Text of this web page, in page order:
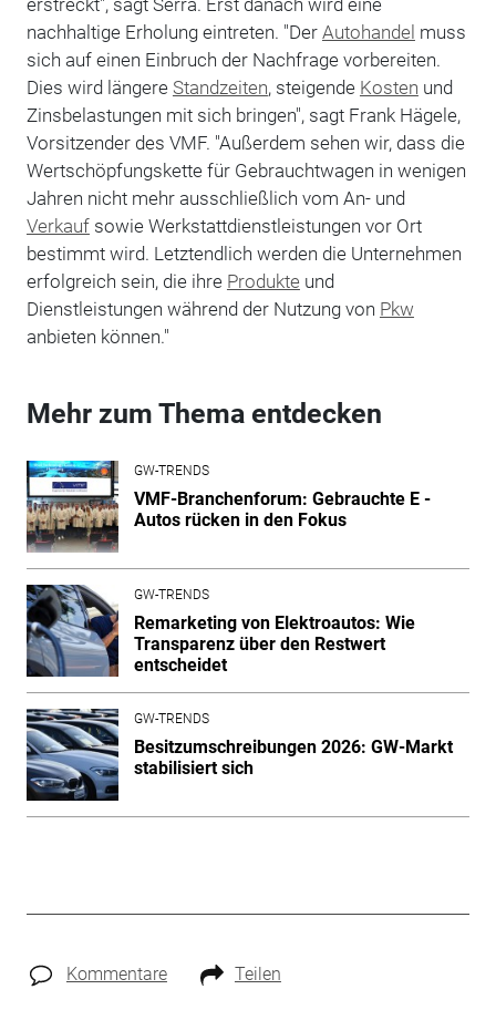
nachhaltige Erholung eintreten. "Der Autohandel muss
sich auf einen Einbruch der Nachfrage vorbereiten.
Dies wird längere Standzeiten, steigende Kosten und
Zinsbelastungen mit sich bringen", sagt Frank Hägele,
Vorsitzender des VMF. "Außerdem sehen wir, dass die
Wertschöpfungskette für Gebrauchtwagen in wenigen
Jahren nicht mehr ausschließlich vom An- und
Verkaufsowie Werkstattdienstleistungen vor Ort
bestimmt wird. Letztendlich werden die Unternehmen
erfolgreich sein, die ihre Produkte und
Dienstleistungen während der Nutzung von Pkw
anbieten können."
Mehr zum Thema entdecken
GW-TRENDS
VMF-Branchenforum: Gebrauchte E -
Autos rücken in den Fokus
GW-TRENDS
Remarketing von Elektroautos: Wie
Transparenz über den Restwert
entscheidet
GW-TRENDS
Besitzumschreibungen 2026: GW-Markt
stabilisiert sich
Kommentare Teilen